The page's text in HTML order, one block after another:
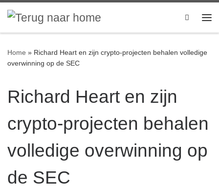
Ga naar inhoud
Search
Home » Richard Heart en zijn crypto-projecten behalen volledige
overwinning op de SEC
Richard Heart en zijn
crypto-projecten behalen
volledige overwinning op
de SEC